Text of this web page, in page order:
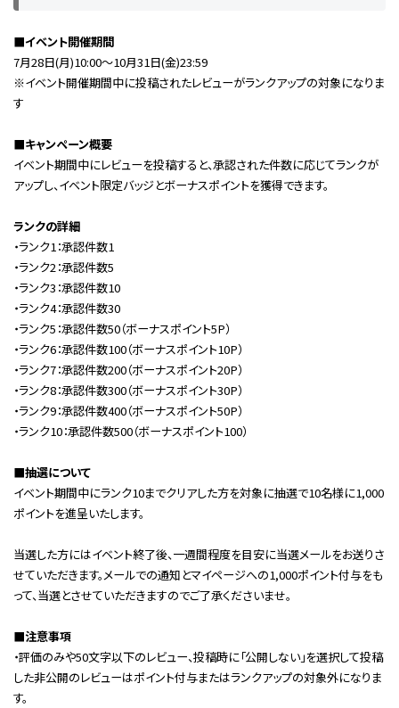
■イベント開催期間
7月28日(月)10:00～10月31日(金)23:59
※イベント開催期間中に投稿されたレビューがランクアップの対象になりま
す
■キャンペーン概要
イベント期間中にレビューを投稿すると、承認された件数に応じてランクが
アップし、イベント限定バッジとボーナスポイントを獲得できます。
ランクの詳細
・ランク1：承認件数1
・ランク2：承認件数5
・ランク3：承認件数10
・ランク4：承認件数30
・ランク5：承認件数50（ボーナスポイント5P）
・ランク6：承認件数100（ボーナスポイント10P）
・ランク7：承認件数200（ボーナスポイント20P）
・ランク8：承認件数300（ボーナスポイント30P）
・ランク9：承認件数400（ボーナスポイント50P）
・ランク10：承認件数500（ボーナスポイント100）
■抽選について
イベント期間中にランク10までクリアした方を対象に抽選で10名様に1,000
ポイントを進呈いたします。
当選した方にはイベント終了後、一週間程度を目安に当選メールをお送りさ
せていただきます。メールでの通知とマイページへの1,000ポイント付与をも
って、当選とさせていただきますのでご了承くださいませ。
■注意事項
・評価のみや50文字以下のレビュー、投稿時に「公開しない」を選択して投稿
した非公開のレビューはポイント付与またはランクアップの対象外になりま
す。